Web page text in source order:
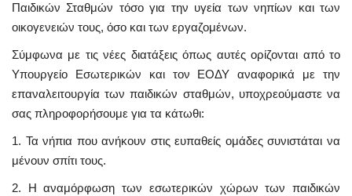
Παιδικών Σταθμών τόσο για την υγεία των νηπίων και των
οικογενειών τους, όσο και των εργαζομένων.
Σύμφωνα με τις νέες διατάξεις όπως αυτές ορίζονται από το
Υπουργείο Εσωτερικών και τον ΕΟΔΥ αναφορικά με την
επαναλειτουργία των παιδικών σταθμών, υποχρεούμαστε να
σας πληροφορήσουμε για τα κάτωθι:
1. Τα νήπια που ανήκουν στις ευπαθείς ομάδες συνιστάται να
μένουν σπίτι τους.
2. Η αναμόρφωση των εσωτερικών χώρων των παιδικών